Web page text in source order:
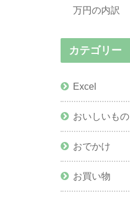
万円の内訳
カテゴリー
Excel
おいしいもの
おでかけ
お買い物